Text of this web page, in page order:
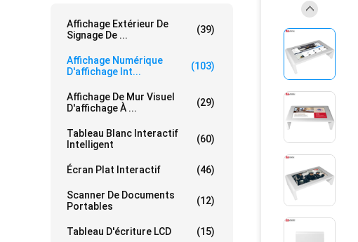
Affichage Extérieur De
Signage De ...
(39)
Affichage Numérique
D'affichage Int...
(103)
Affichage De Mur Visuel
D'affichage À ...
(29)
Tableau Blanc Interactif
Intelligent
(60)
Écran Plat Interactif (46)
Scanner De Documents
Portables
(12)
Tableau D'écriture LCD (15)